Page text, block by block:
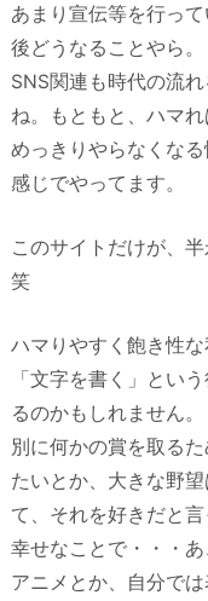
あまり宣伝等を行っ
後どうなることやら。
SNS関連も時代の流
ね。もともと、ハマ
めっきりやらなくな
感じでやってます。
このサイトだけが、
笑
ハマりやすく飽き性
「文字を書く」とい
るのかもしれません。
別に何かの賞を取る
たいとか、大きな野
て、それを好きだと
幸せなことで・・・
アニメとか、自分で